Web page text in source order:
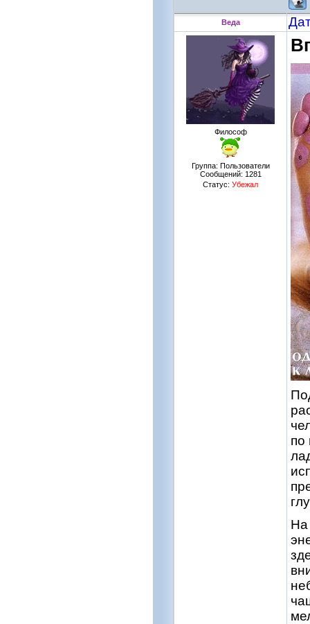
Веда
Философ
Группа: Пользователи
Сообщений: 1281
Статус: Убежал
по
На